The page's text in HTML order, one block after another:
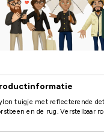
tuigje met reflecterende
en de rug. Verstelbaar